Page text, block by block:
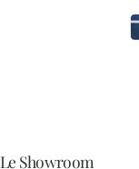
Le Showroom